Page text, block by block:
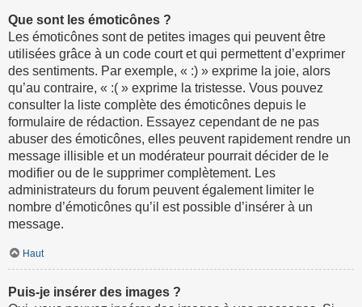
Que sont les émoticônes ?
Les émoticônes sont de petites images qui peuvent être
utilisées grâce à un code court et qui permettent d’exprimer
des sentiments. Par exemple, « :) » exprime la joie, alors
qu’au contraire, « :( » exprime la tristesse. Vous pouvez
consulter la liste complète des émoticônes depuis le
formulaire de rédaction. Essayez cependant de ne pas
abuser des émoticônes, elles peuvent rapidement rendre un
message illisible et un modérateur pourrait décider de le
modifier ou de le supprimer complètement. Les
administrateurs du forum peuvent également limiter le
nombre d’émoticônes qu’il est possible d’insérer à un
message.
Haut
Puis-je insérer des images ?